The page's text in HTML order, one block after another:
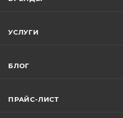
УСЛУГИ
БЛОГ
ПРАЙС-ЛИСТ